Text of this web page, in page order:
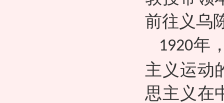
前往义乌
1920年
主义运动
思主义在